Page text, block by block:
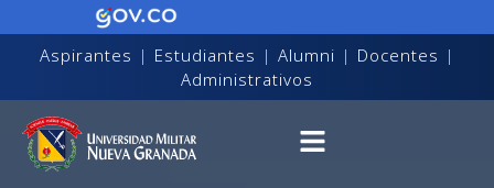
Aspirantes | Estudiantes | Alumni | Docentes |
Administrativos